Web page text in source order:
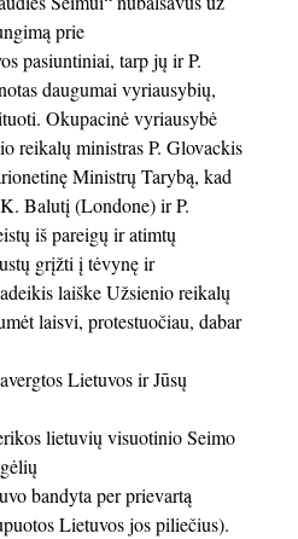
prie
pasiuntiniai, tarp jų ir P.
daugumai vyriausybių,
Okupacinė vyriausybė
reikalų ministras P. Glovackis
Ministrų Tarybą, kad
Balutį (Londone) ir P.
iš pareigų ir atimtų
grįžti į tėvynę ir
laiške Užsienio reikalų
laisvi, protestuočiau, dabar
Lietuvos ir Jūsų
lietuvių visuotinio Seimo
bandyta per prievartą
Lietuvos jos piliečius).